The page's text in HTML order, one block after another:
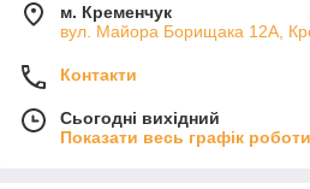
м. Кременчук
вул. Майора Борищака 12А,
Контакти
Сьогодні вихідний
Показати весь графік роботи